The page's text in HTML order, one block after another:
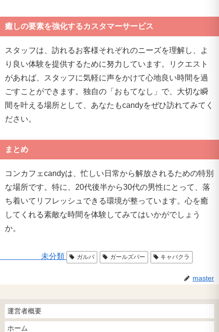
癒しの要素を強化するカスタマーサービス
スタッフは、訪れるお客様それぞれのニーズを理解し、よ
り良い体験を提供するために努力しています。リクエスト
があれば、スタッフに気軽に声をかけて心地良い時間を過
ごすことができます。独自の「おもてなし」で、大切な瞬
間を叶える場所として、あなたもcandyをぜひ訪れてみてく
ださい。
まとめ
コンカフェcandyは、忙しい日常から解放されるための特別
な場所です。特に、20代後半から30代の男性にとって、落
ち着いてリフレッシュできる環境が整っています。心を癒
してくれる素敵な時間を体験してみてはいかがでしょう
か。
未分類 ガルバ ガールズバー キャバクラ
master
運営者概要
ホーム